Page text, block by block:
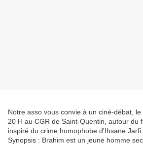
Notre asso vous convie à un ciné-débat,
20 H au CGR de Saint-Quentin, autour du
inspiré du crime homophobe d'Ihsane
Synopsis : Brahim est un jeune homme